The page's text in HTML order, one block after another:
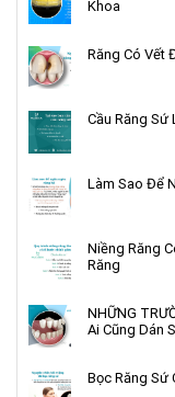
Khoa
Răng Có Vết
Cầu Răng Sứ
Làm Sao Để
Niềng Răng
Răng
NHỮNG
Ai Cũng Dán
Bọc Răng Sứ